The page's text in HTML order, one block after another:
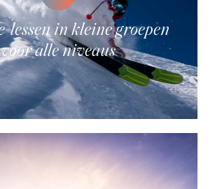
voor alle niveaus